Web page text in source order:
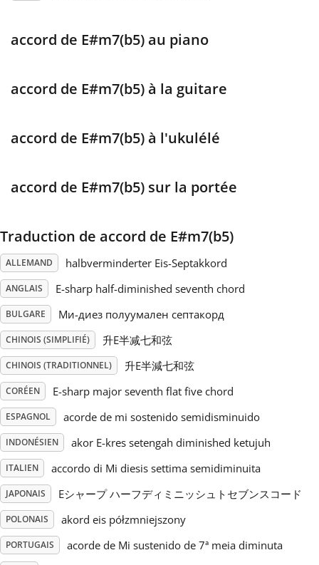
हिन्दी
Italiano
日本語
Polski
Português
Русский
Svenska
Tiếng Việt
Türkçe
简体中文
繁體中文
accord de E#m7(b5) au piano
accord de E#m7(b5) à la guitare
accord de E#m7(b5) à l'ukulélé
accord de E#m7(b5) sur la portée
Traduction de accord de E#m7(b5)
ALLEMAND halbverminderter Eis-Septakkord
ANGLAIS E-sharp half-diminished seventh chord
BULGARE Ми-диез полуумален септакорд
CHINOIS (SIMPLIFIÉ) 升E半减七和弦
CHINOIS (TRADITIONNEL) 升E半減七和弦
CORÉEN E-sharp major seventh flat five chord
ESPAGNOL acorde de mi sostenido semidisminuido
INDONÉSIEN akor E-kres setengah diminished ketujuh
ITALIEN accordo di Mi diesis settima semidiminuita
JAPONAIS Eシャープ ハーフディミニッシュトセブンスコード
POLONAIS akord eis półzmniejszony
PORTUGAIS acorde de Mi sustenido de 7ª meia diminuta